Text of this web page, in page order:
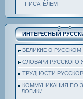
ПИСАТЕЛЕМ
ИНТЕРЕСНЫЙ
ВЕЛИКИЕ О РУССКОМ
СЛОВАРИ РУССКОГО
ТРУДНОСТИ
КОММУНИКАЦИЯ ПО
ЛОГИКИ